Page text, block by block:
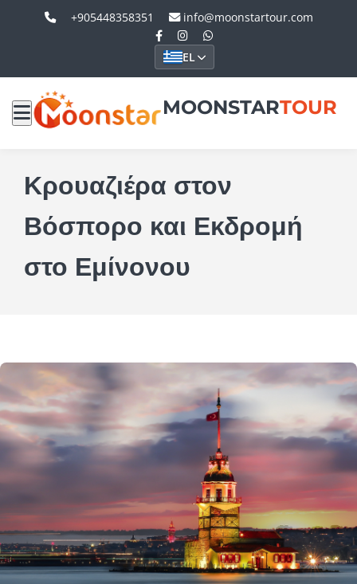
+905448358351 info@moonstartour.com
EL
MOONSTARTOUR
Κρουαζιέρα στον
Βόσπορο και Εκδρομή
στο Εμίνονου